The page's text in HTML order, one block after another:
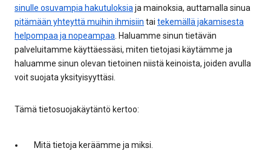
sinulle osuvampia hakutuloksiaja mainoksia, auttamalla sinua
pitämään yhteyttä muihin ihmisiin tai tekemällä jakamisesta
helpompaa ja nopeampaa. Haluamme sinun tietävän
palveluitamme käyttäessäsi, miten tietojasi käytämme ja
haluamme sinun olevan tietoinen niistä keinoista, joiden avulla
voit suojata yksityisyyttäsi.
Tämä tietosuojakäytäntö kertoo:
Mitä tietoja keräämme ja miksi.